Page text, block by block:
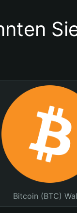
Bitcoin (BTC)